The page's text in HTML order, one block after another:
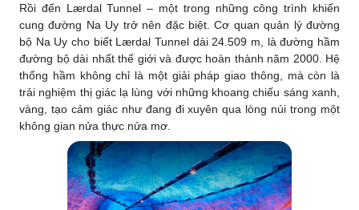
Rồi đến Lærdal Tunnel – một trong những công trình khiến
cung đường Na Uy trở nên đặc biệt. Cơ quan quản lý đường
bộ Na Uy cho biết Lærdal Tunnel dài 24.509 m, là đường hầm
đường bộ dài nhất thế giới và được hoàn thành năm 2000. Hệ
thống hầm không chỉ là một giải pháp giao thông, mà còn là
trải nghiệm thị giác lạ lùng với những khoang chiếu sáng xanh,
vàng, tạo cảm giác như đang đi xuyên qua lòng núi trong một
không gian nửa thực nửa mơ.